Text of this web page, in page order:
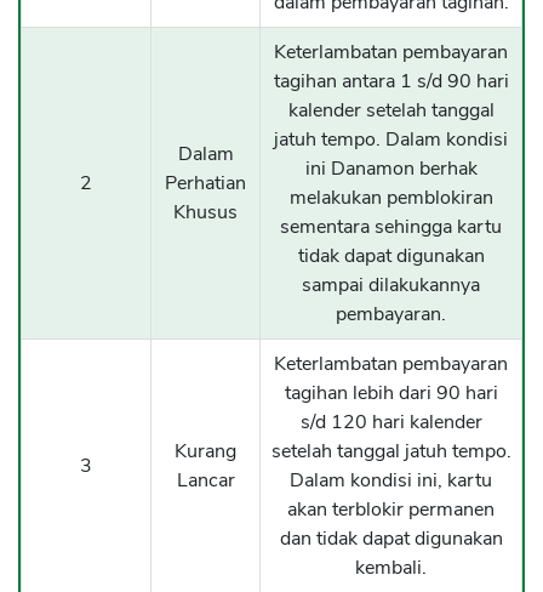
2
Dalam
Perhatian
Khusus
Keterlambatan pembayaran
tagihan antara 1 s/d 90 hari
kalender setelah tanggal
jatuh tempo. Dalam kondisi
ini Danamon berhak
melakukan pemblokiran
sementara sehingga kartu
tidak dapat digunakan
sampai dilakukannya
pembayaran.
3
Kurang
Lancar
Keterlambatan pembayaran
tagihan lebih dari 90 hari
s/d 120 hari kalender
setelah tanggal jatuh tempo.
Dalam kondisi ini, kartu
akan terblokir permanen
dan tidak dapat digunakan
kembali.